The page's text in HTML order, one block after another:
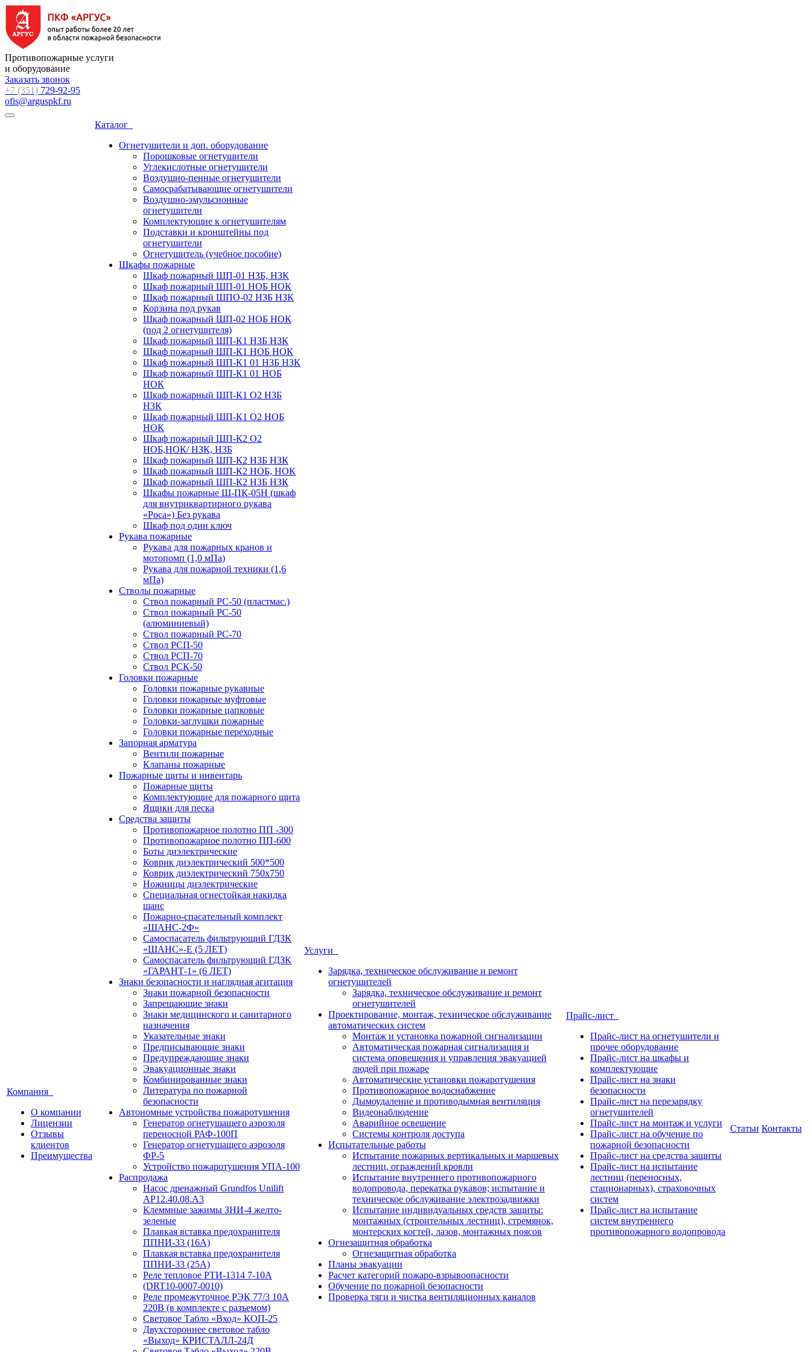
Противопожарные услуги
и оборудование
Заказать звонок
+7 (351) 729-92-95
ofis@arguspkf.ru
Компания
О компании
Лицензии
Отзывы
клиентов
Преимущества
Каталог
Огнетушители и доп. оборудование
Порошковые огнетушители
Углекислотные огнетушители
Воздушно-пенные огнетушители
Самосрабатывающие огнетушители
Воздушно-эмульсионные
огнетушители
Комплектующие к огнетушителям
Подставки и кронштейны под
огнетушители
Огнетушитель (учебное пособие)
Шкафы пожарные
Шкаф пожарный ШП-01 НЗБ, НЗК
Шкаф пожарный ШП-01 НОБ НОК
Шкаф пожарный ШПО-02 НЗБ НЗК
Корзина под рукав
Шкаф пожарный ШП-02 НОБ НОК
(под 2 огнетушителя)
Шкаф пожарный ШП-К1 НЗБ НЗК
Шкаф пожарный ШП-К1 НОБ НОК
Шкаф пожарный ШП-К1 01 НЗБ НЗК
Шкаф пожарный ШП-К1 01 НОБ
НОК
Шкаф пожарный ШП-К1 О2 НЗБ
НЗК
Шкаф пожарный ШП-К1 О2 НОБ
НОК
Шкаф пожарный ШП-К2 О2
НОБ,НОК/ НЗК, НЗБ
Шкаф пожарный ШП-К2 НЗБ НЗК
Шкаф пожарный ШП-К2 НОБ, НОК
Шкаф пожарный ШП-К2 НЗБ НЗК
Шкафы пожарные Ш-ПК-05Н (шкаф
для внутриквартирного рукава
«Роса») Без рукава
Шкаф под один ключ
Рукава пожарные
Рукава для пожарных кранов и
мотопомп (1,0 мПа)
Рукава для пожарной техники (1,6
мПа)
Стволы пожарные
Ствол пожарный РС-50 (пластмас.)
Ствол пожарный РС-50
(алюминиевый)
Ствол пожарный РС-70
Ствол РСП-50
Ствол РСП-70
Ствол РСК-50
Головки пожарные
Головки пожарные рукавные
Головки пожарные муфтовые
Головки пожарные цапковые
Головки-заглушки пожарные
Головки пожарные переходные
Запорная арматура
Вентили пожарные
Клапаны пожарные
Пожарные щиты и инвентарь
Пожарные щиты
Комплектующие для пожарного щита
Ящики для песка
Средства защиты
Противопожарное полотно ПП -300
Противопожарное полотно ПП-600
Боты диэлектрические
Коврик диэлектрический 500*500
Коврик диэлектрический 750х750
Ножницы диэлектрические
Специальная огнестойкая накидка
шанс
Пожарно-спасательный комплект
«ШАНС-2Ф»
Самоспасатель фильтрующий ГДЗК
«ШАНС»-Е (5 ЛЕТ)
Самоспасатель фильтрующий ГДЗК
«ГАРАНТ-1» (6 ЛЕТ)
Знаки безопасности и наглядная агитация
Знаки пожарной безопасности
Запрещающие знаки
Знаки медицинского и санитарного
назначения
Указательные знаки
Предписывающие знаки
Предупреждающие знаки
Эвакуационные знаки
Комбинированные знаки
Литература по пожарной
безопасности
Автономные устройства пожаротушения
Генератор огнетушащего аэрозоля
переносной РАФ-100П
Генератор огнетушащего аэрозоля
ФР-5
Устройство пожаротушения УПА-100
Распродажа
Насос дренажный Grundfos Unilift
АP12.40.08.A3
Клеммные зажимы ЗНИ-4 желто-
зеленые
Плавкая вставка предохранителя
ППНИ-33 (16А)
Плавкая вставка предохранителя
ППНИ-33 (25А)
Реле тепловое РТИ-1314 7-10А
(DRT10-0007-0010)
Реле промежуточное РЭК 77/3 10А
220В (в комплекте с разъемом)
Световое Табло «Вход» КОП-25
Двухстороннее световое табло
«Выход» КРИСТАЛЛ-24Д
Услуги
Зарядка, техническое обслуживание и ремонт
огнетушителей
Зарядка, техническое обслуживание и ремонт
огнетушителей
Проектирование, монтаж, техническое обслуживание
автоматических систем
Монтаж и установка пожарной сигнализации
Автоматическая пожарная сигнализация и
система оповещения и управления эвакуацией
людей при пожаре
Автоматические установки пожаротушения
Противопожарное водоснабжение
Дымоудаление и противодымная вентиляция
Видеонаблюдение
Аварийное освещение
Системы контроля доступа
Испытательные работы
Испытание пожарных вертикальных и маршевых
лестниц, ограждений кровли
Испытание внутреннего противопожарного
водопровода, перекатка рукавов; испытание и
техническое обслуживание электрозадвижки
Испытание индивидуальных средств защиты:
монтажных (строительных лестниц), стремянок,
монтерских когтей, лазов, монтажных поясов
Огнезащитная обработка
Огнезащитная обработка
Планы эвакуации
Расчет категорий пожаро-взрывоопасности
Обучение по пожарной безопасности
Проверка тяги и чистка вентиляционных каналов
Прайс-лист
Прайс-лист на огнетушители и
прочее оборудование
Прайс-лист на шкафы и
комплектующие
Прайс-лист на знаки
безопасности
Прайс-лист на перезарядку
огнетушителей
Прайс-лист на монтаж и услуги
Прайс-лист на обучение по
пожарной безопасности
Прайс-лист на средства защиты
Прайс-лист на испытание
лестниц (переносных,
стационарных), страховочных
систем
Прайс-лист на испытание
систем внутреннего
противопожарного водопровода
Статьи Контакты